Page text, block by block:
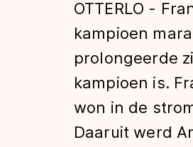
Tijden
De
OTTERLO -
kampioen
prolongeerde
kampioen is.
won in de
Daaruit werd